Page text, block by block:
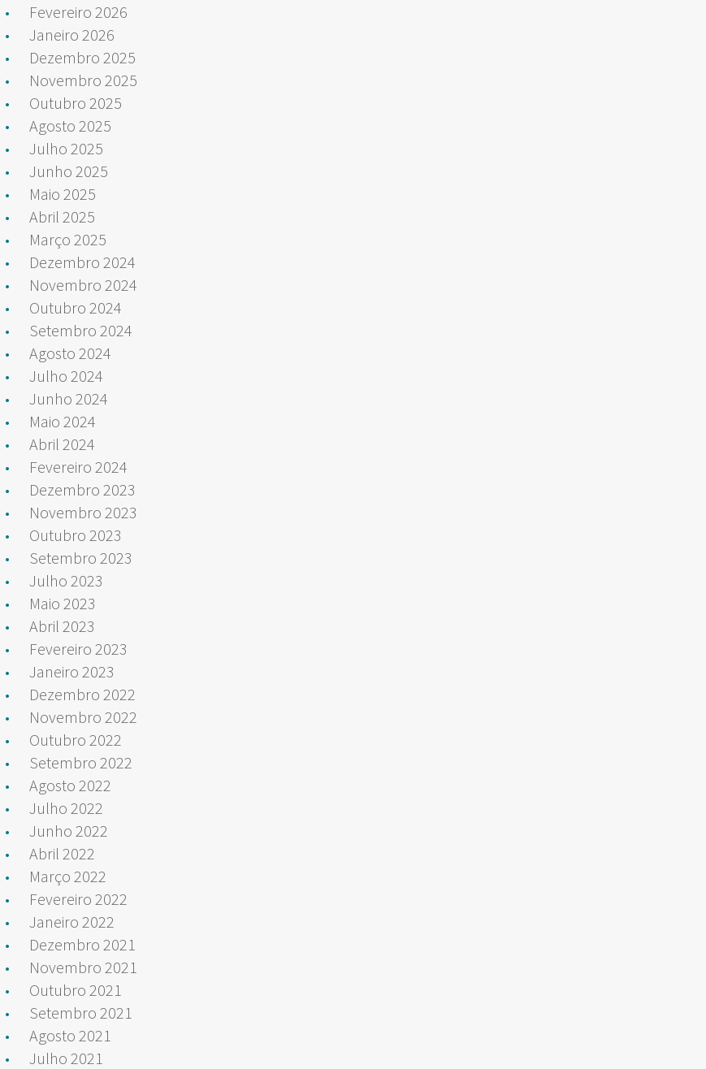
Fevereiro 2026
Janeiro 2026
Dezembro 2025
Novembro 2025
Outubro 2025
Agosto 2025
Julho 2025
Junho 2025
Maio 2025
Abril 2025
Março 2025
Dezembro 2024
Novembro 2024
Outubro 2024
Setembro 2024
Agosto 2024
Julho 2024
Junho 2024
Maio 2024
Abril 2024
Fevereiro 2024
Dezembro 2023
Novembro 2023
Outubro 2023
Setembro 2023
Julho 2023
Maio 2023
Abril 2023
Fevereiro 2023
Janeiro 2023
Dezembro 2022
Novembro 2022
Outubro 2022
Setembro 2022
Agosto 2022
Julho 2022
Junho 2022
Abril 2022
Março 2022
Fevereiro 2022
Janeiro 2022
Dezembro 2021
Novembro 2021
Outubro 2021
Setembro 2021
Agosto 2021
Julho 2021